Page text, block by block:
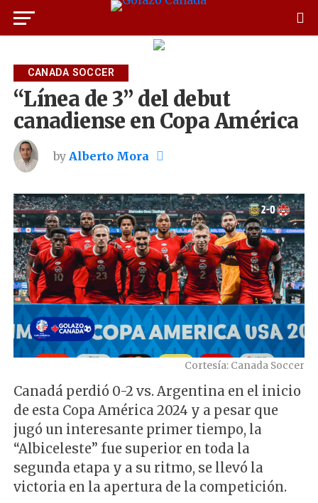
CANADA SOCCER
“Línea de 3” del debut
canadiense en Copa América
by Alberto Mora
Cortesía: Canada Soccer
Canadá perdió 0-2 vs. Argentina en el inicio
de esta Copa América 2024 y a pesar que
jugó un interesante primer tiempo, la
“Albiceleste” fue superior en toda la
segunda etapa y a su ritmo, se llevó la
victoria en la apertura de la competición.